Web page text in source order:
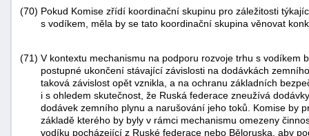
(70) Pokud Komise zřídí koordinační skupinu pro záležitosti
s vodíkem, měla by se tato koordinační skupina věnovat
(71) V kontextu mechanismu na podporu rozvoje trhu s vodíkem
postupné ukončení stávající závislosti na dodávkách
taková závislost opět vznikla, a na ochranu základních
i s ohledem skutečnost, že Ruská federace zneužívá
dodávek zemního plynu a narušování jeho toků. Komise by
základě kterého by byly v rámci mechanismu omezeny
vodíku pocházející z Ruské federace nebo Běloruska, aby